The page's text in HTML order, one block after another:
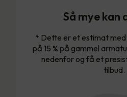
Så mye kan
* Dette er et estimat
på 15 % på gammel
nedenfor og få et
tilbud.